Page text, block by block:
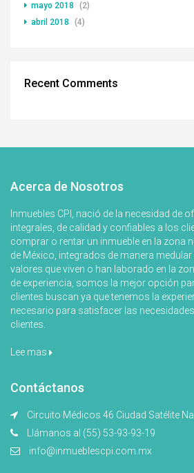
mayo 2018
(2)
abril 2018
(4)
Recent Comments
Acerca de Nosotros
Inmuebles CPI, nació de la necesidad de
integrales, de calidad y confiables a los
comprar o rentar un inmueble en la zona
de México, integrados de manera
valores que viven o han laborado en la
de experiencia, somos la mejor opción
clientes buscan ya que tenemos la
necesario para satisfacer las
clientes.
Lee mas
Contáctanos
Circuito Médicos 46 Ciudad Satélite
Llámanos al (55) 53-93-93-19
info@inmueblescpi.com.mx